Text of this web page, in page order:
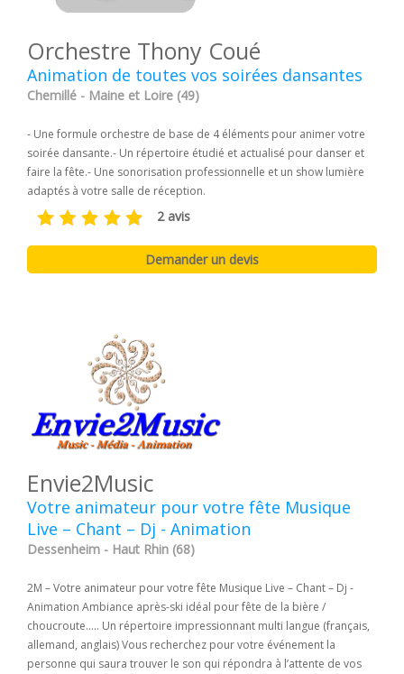
Orchestre Thony Coué
Animation de toutes vos soirées dansantes
Chemillé - Maine et Loire (49)
- Une formule orchestre de base de 4 éléments pour animer votre
soirée dansante. ​ - Un répertoire étudié et actualisé pour danser et
faire la fête. ​ - Une sonorisation professionnelle et un show lumière
adaptés à votre salle de réception. ​
2 avis
Envie2Music
Votre animateur pour votre fête Musique
Live – Chant – Dj - Animation
Dessenheim - Haut Rhin (68)
2M – Votre animateur pour votre fête Musique Live – Chant – Dj -
Animation Ambiance après-ski idéal pour fête de la bière /
choucroute..... Un répertoire impressionnant multi langue (français,
allemand, anglais) Vous recherchez pour votre événement la
personne qui saura trouver le son qui répondra à l’attente de vos